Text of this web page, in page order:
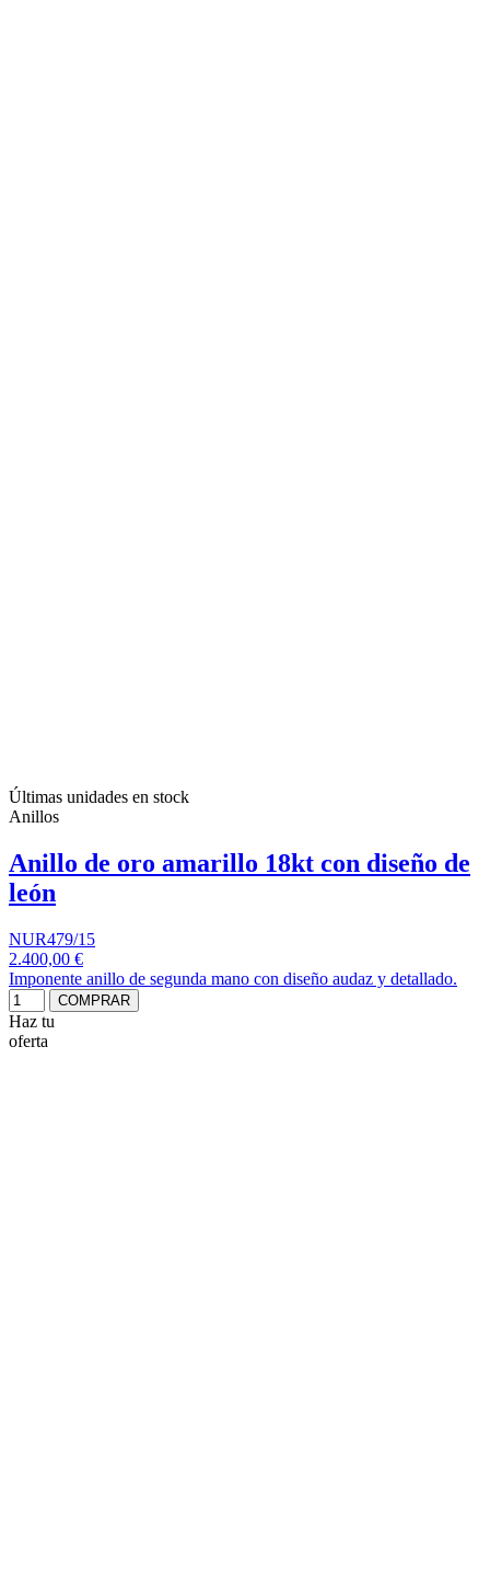
Últimas unidades en stock
Anillos
Anillo de oro amarillo 18kt con diseño de
león
NUR479/15
2.400,00 €
Imponente anillo de segunda mano con diseño audaz y detallado.
COMPRAR
Haz tu
oferta